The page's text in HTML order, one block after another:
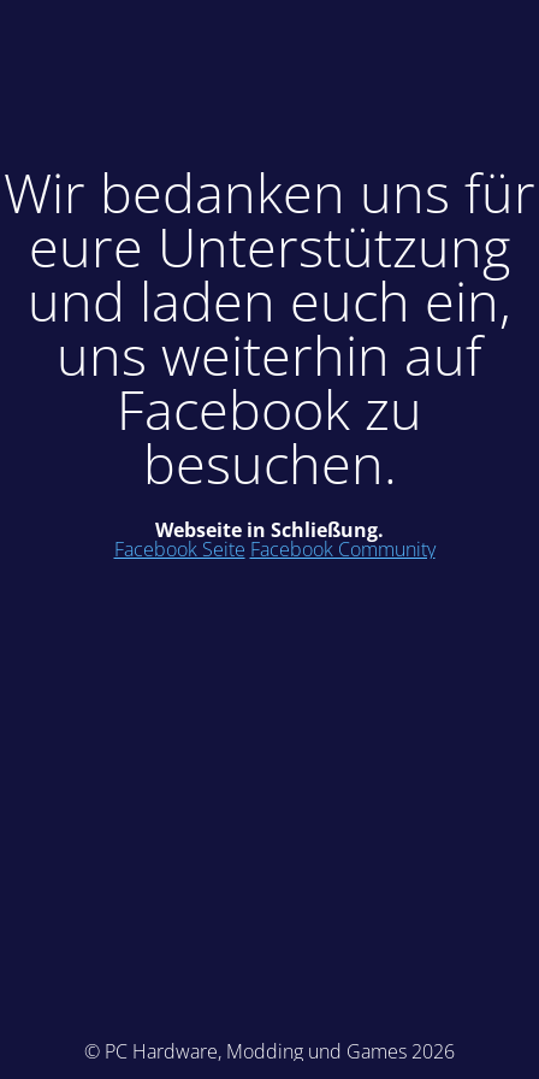
Wir bedanken uns für
eure Unterstützung
und laden euch ein,
uns weiterhin auf
Facebook zu
besuchen.
Webseite in Schließung.
Facebook Seite Facebook Community
© PC Hardware, Modding und Games 2026